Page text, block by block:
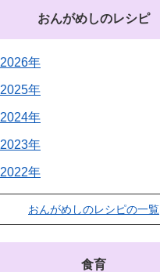
おんがめしのレシピ
2026年
2025年
2024年
2023年
2022年
おんがめしのレシピの一覧
食育